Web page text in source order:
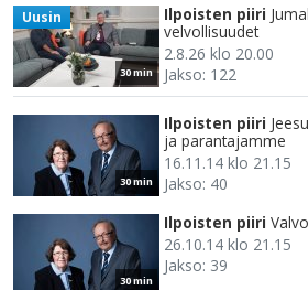
30 min
Uusin Ilpoisten piiri
velvollisuudet
2.8.26 klo 20.00
Jakso: 122
30 min
Ilpoisten piiri
ja parantajamme
16.11.14 klo 21.15
Jakso: 40
30 min
Ilpoisten piiri
26.10.14 klo 21.15
Jakso: 39